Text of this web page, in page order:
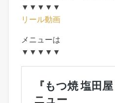
▼▼▼▼▼
リール動画
メニューは
▼▼▼▼▼